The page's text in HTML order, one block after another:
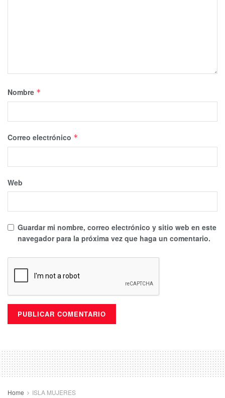
Nombre *
Correo electrónico *
Web
Guardar mi nombre, correo electrónico y sitio web en este
navegador para la próxima vez que haga un comentario.
Home ISLA MUJERES